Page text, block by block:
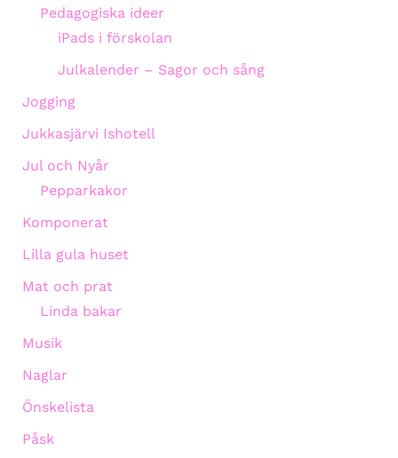
Pedagogiska ideer
iPads i förskolan
Julkalender – Sagor och sång
Jogging
Jukkasjärvi Ishotell
Jul och Nyår
Pepparkakor
Komponerat
Lilla gula huset
Mat och prat
Linda bakar
Musik
Naglar
Önskelista
Påsk